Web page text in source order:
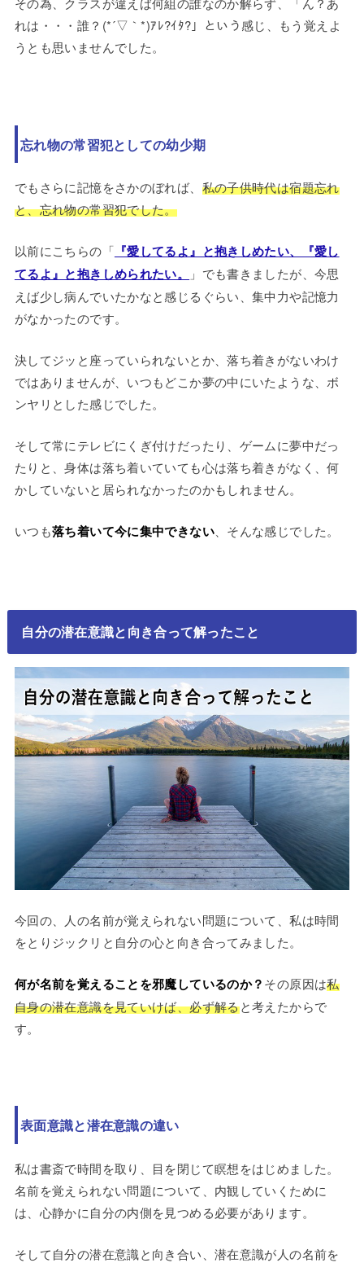
れは・・・誰？(*´▽｀*)ｱﾚ?ｲﾀ?」という感じ、もう覚えよ
うとも思いませんでした。
忘れ物の常習犯としての幼少期
でもさらに記憶をさかのぼれば、 私の子供時代は宿題忘れ
と、忘れ物の常習犯でした。
以前にこちらの「 『愛してるよ』と抱きしめたい、『愛し
てるよ』と抱きしめられたい。
」でも書きましたが、今思
えば少し病んでいたかなと感じるぐらい、集中力や記憶力
がなかったのです。
決してジッと座っていられないとか、落ち着きがないわけ
ではありませんが、いつもどこか夢の中にいたような、ボ
ンヤリとした感じでした。
そして常にテレビにくぎ付けだったり、ゲームに夢中だっ
たりと、身体は落ち着いていても心は落ち着きがなく、何
かしていないと居られなかったのかもしれません。
いつも落ち着いて今に集中できない、そんな感じでした。
自分の潜在意識と向き合って解ったこと
今回の、人の名前が覚えられない問題について、私は時間
をとりジックリと自分の心と向き合ってみました。
何が名前を覚えることを邪魔しているのか？その原因は私
自身の潜在意識を見ていけば、必ず解ると考えたからで
す。
表面意識と潜在意識の違い
私は書斎で時間を取り、目を閉じて瞑想をはじめました。
名前を覚えられない問題について、内観していくために
は、心静かに自分の内側を見つめる必要があります。
そして自分の潜在意識と向き合い、潜在意識が人の名前を